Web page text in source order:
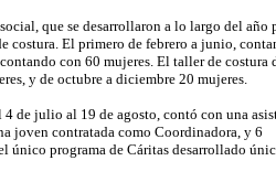
que se desarrollaron a lo largo del año
costura. El primero de febrero a junio,
con 60 mujeres. El taller de costura
y de octubre a diciembre 20 mujeres.
de julio al 19 de agosto, contó con una
joven contratada como Coordinadora, y 6
único programa de Cáritas desarrollado